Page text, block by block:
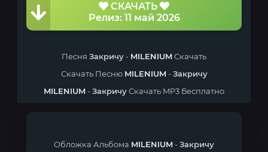
СКАЧАТЬ
Релиз: 11 май 2026
Песня Закричу- MILENIUMСкачать
Скачать Песню MILENIUM-Закричу
MILENIUM-ЗакричуСкачать MP3 Бесплатно
Обложка Альбома MILENIUM-Закричу